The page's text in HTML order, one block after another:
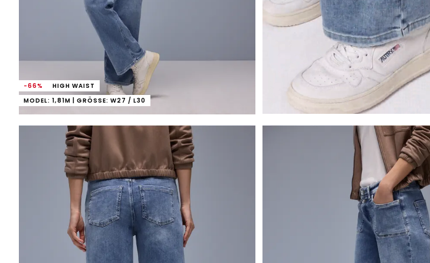
-66%
HIGH WAIST
MODEL: 1,81M | GRÖSSE: W27 / L30